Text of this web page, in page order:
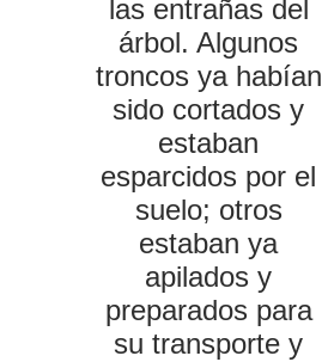
las entrañas del
árbol. Algunos
troncos ya habían
sido cortados y
estaban
esparcidos por el
suelo; otros
estaban ya
apilados y
preparados para
su transporte y